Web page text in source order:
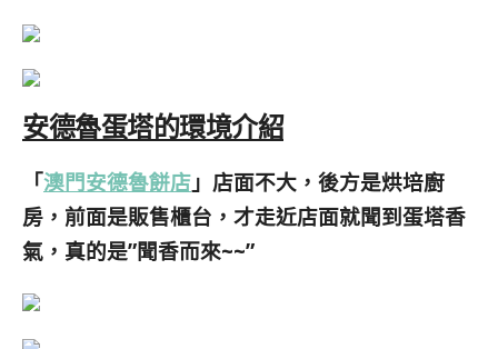
安德魯蛋塔的環境介紹
「澳門安德魯餅店 」店面不大，後方是烘培廚
房，前面是販售櫃台，才走近店面就聞到蛋塔香
氣，真的是”聞香而來~~”